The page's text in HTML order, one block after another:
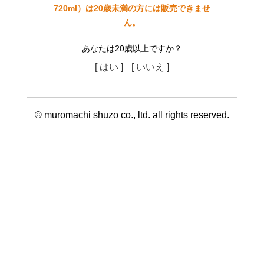
720ml）は20歳未満の方には販売できませ
ん。
あなたは20歳以上ですか？
[ はい ] [ いいえ ]
© muromachi shuzo co., ltd. all rights reserved.